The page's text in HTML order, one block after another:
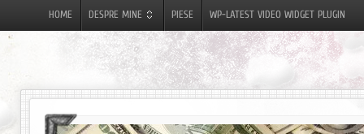
HOME DESPRE MINE PIESE WP-LATEST VIDEO WIDGET PLUGIN